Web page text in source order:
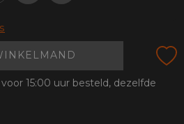
15:00 uur besteld, dezelfde